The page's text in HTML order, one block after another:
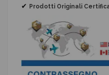
✔ Prodotti Originali